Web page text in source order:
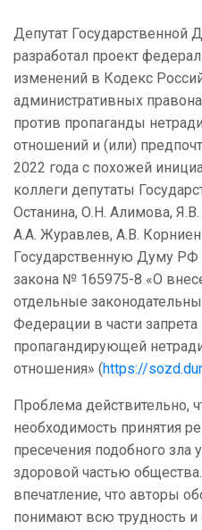
Депутат Государственной
разработал проект
изменений в Кодекс
административных
против пропаганды
отношений и (или)
2022 года с похожей
коллеги депутаты
Останина, О.Н. Алимова,
А.А. Журавлев, А.В.
Государственную Думу РФ
закона № 165975-8 «О
отдельные
Федерации в части
пропагандирующей
отношения» (https://
Проблема действительно,
необходимость принятия
пресечения подобного
здоровой частью
впечатление, что авторы
понимают всю трудность